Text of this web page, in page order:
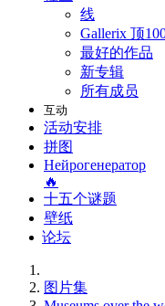
线
Gallerix 顶
最好的作品
新专辑
所有成员
互动
活动安排
拼图
Нейрогенератор
🔥
十五个谜题
壁纸
论坛
图片集